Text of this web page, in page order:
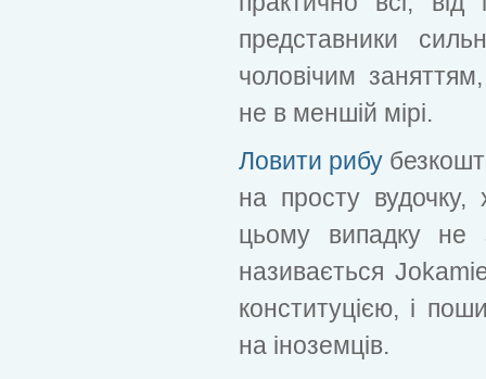
представники
чоловічим
не в меншій мірі.
Ловити рибу
на просту вудочку,
цьому випадку не
називається
конституцією, і
на іноземців.